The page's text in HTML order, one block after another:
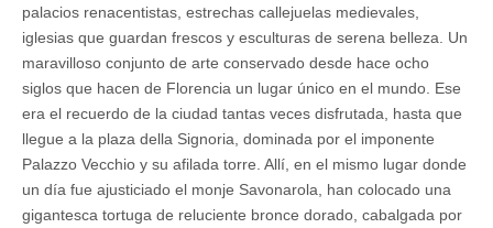
palacios renacentistas, estrechas callejuelas medievales,
iglesias que guardan frescos y esculturas de serena belleza. Un
maravilloso conjunto de arte conservado desde hace ocho
siglos que hacen de Florencia un lugar único en el mundo. Ese
era el recuerdo de la ciudad tantas veces disfrutada, hasta que
llegue a la plaza della Signoria, dominada por el imponente
Palazzo Vecchio y su afilada torre. Allí, en el mismo lugar donde
un día fue ajusticiado el monje Savonarola, han colocado una
gigantesca tortuga de reluciente bronce dorado, cabalgada por